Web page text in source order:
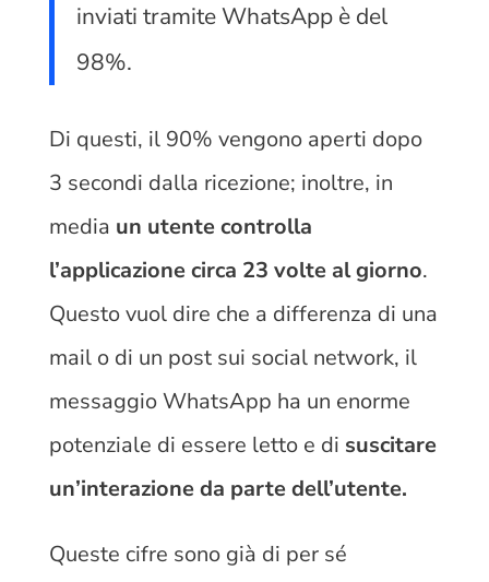
inviati tramite WhatsApp è del
98%.
Di questi, il 90% vengono aperti dopo
3 secondi dalla ricezione; inoltre, in
media un utente controlla
l’applicazione circa 23 volte al giorno.
Questo vuol dire che a differenza di una
mail o di un post sui social network, il
messaggio WhatsApp ha un enorme
potenziale di essere letto e di suscitare
un’interazione da parte dell’utente.
Queste cifre sono già di per sé